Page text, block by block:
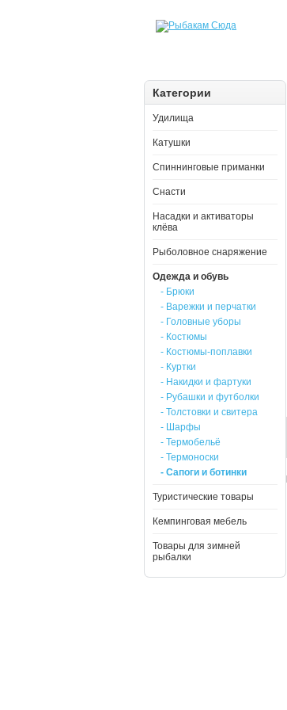
Категории
Удилища
Катушки
Спиннинговые приманки
Снасти
Насадки и активаторы
клёва
Рыболовное снаряжение
Одежда и обувь
- Брюки
- Варежки и перчатки
- Головные уборы
- Костюмы
- Костюмы-поплавки
- Куртки
- Накидки и фартуки
- Рубашки и футболки
- Толстовки и свитера
- Шарфы
- Термобельё
- Термоноски
- Сапоги и ботинки
Туристические товары
Кемпинговая мебель
Товары для зимней
рыбалки